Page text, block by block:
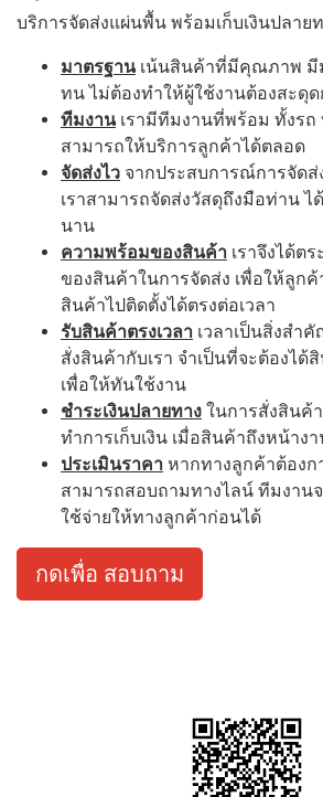
บริการจัดส่งแผ่นพื้น พร้อมเก็บเงินปลาย
มาตรฐานเน้นสินค้าที่มีคุณภาพ มี
ทน ไม่ต้องทำให้ผู้ใช้งานต้องสะดุ
ทีมงานเรามีทีมงานที่พร้อม ทั้งรถ
สามารถให้บริการลูกค้าได้ตลอด
จัดส่งไว จากประสบการณ์การจัด
เราสามารถจัดส่งวัสดุถึงมือท่าน ไ
นาน
ความพร้อมของสินค้า เราจึงได้ต
ของสินค้าในการจัดส่ง เพื่อให้ลูกค้
สินค้าไปติดตั้งได้ตรงต่อเวลา
รับสินค้าตรงเวลา เวลาเป็นสิ่งสำ
สั่งสินค้ากับเรา จำเป็นที่จะต้องได้
เพื่อให้ทันใช้งาน
ชำระเงินปลายทาง ในการสั่งสินค้า
ทำการเก็บเงิน เมื่อสินค้าถึงหน้าง
ประเมินราคา หากทางลูกค้าต้องก
สามารถสอบถามทางไลน์ ทีมงาน
ใช้จ่ายให้ทางลูกค้าก่อนได้
กดเพื่อ สอบถาม